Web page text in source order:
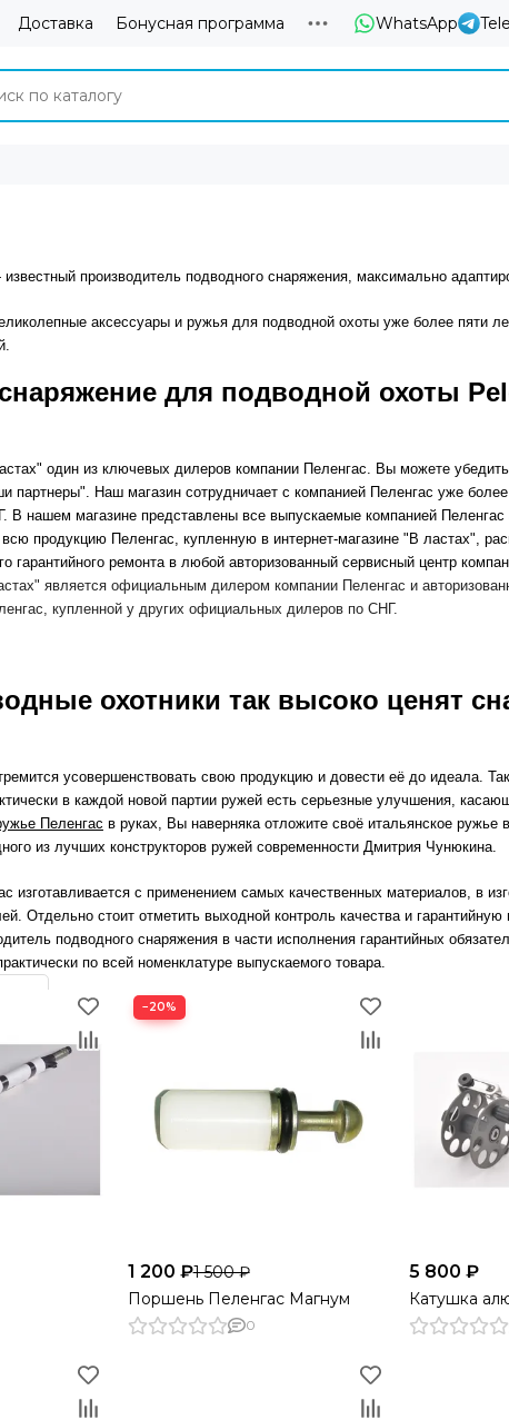
Доставка Бонусная программа WhatsApp
известный производитель подводного снаряжения, максимально
аксессуары и ружья для подводной охоты уже более пяти
для подводной охоты
один из ключевых дилеров компании Пеленгас. Вы можете
партнеры". Наш магазин сотрудничает с компанией Пеленгас уже
В нашем магазине представлены все выпускаемые компанией
всю продукцию Пеленгас, купленную в интернет-магазине "В ластах",
гарантийного ремонта в любой авторизованный сервисный центр
является официальным дилером компании Пеленгас и
купленной у других официальных дилеров по СНГ.
охотники так высоко ценят
усовершенствовать свою продукцию и довести её до идеала.
в каждой новой партии ружей есть серьезные улучшения,
Пеленгас в руках, Вы наверняка отложите своё итальянское ружье
из лучших конструкторов ружей современности Дмитрия Чунюкина.
изготавливается с применением самых качественных материалов, в
Отдельно стоит отметить выходной контроль качества и
подводного снаряжения в части исполнения гарантийных
по всей номенклатуре выпускаемого товара.
−20%
1 200 ₽1 500 ₽
Поршень Пеленгас Магнум
0
5 800 ₽
Катушка